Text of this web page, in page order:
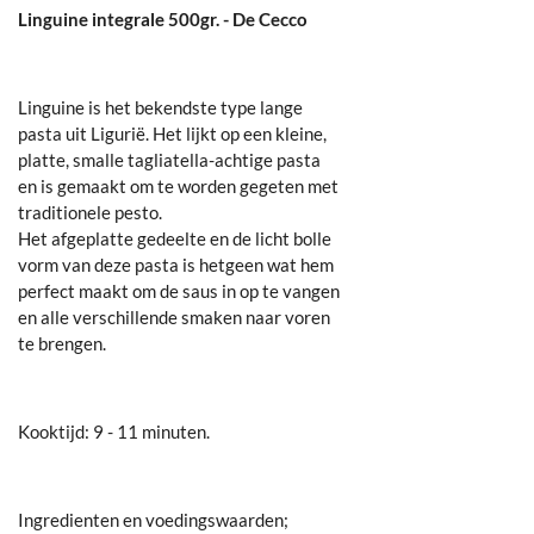
Linguine integrale 500gr. - De Cecco
Linguine is het bekendste type lange
pasta uit Ligurië. Het lijkt op een kleine,
platte, smalle tagliatella-achtige pasta
en is gemaakt om te worden gegeten met
traditionele pesto.
Het afgeplatte gedeelte en de licht bolle
vorm van deze pasta is hetgeen wat hem
perfect maakt om de saus in op te vangen
en alle verschillende smaken naar voren
te brengen.
Kooktijd: 9 - 11 minuten.
Ingredienten en voedingswaarden;